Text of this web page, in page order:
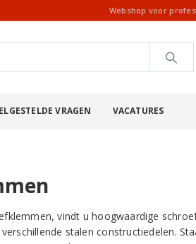
Webshop voor
VRAGEN VACATURES
vindt u hoogwaardige
stalen constructiedelen.